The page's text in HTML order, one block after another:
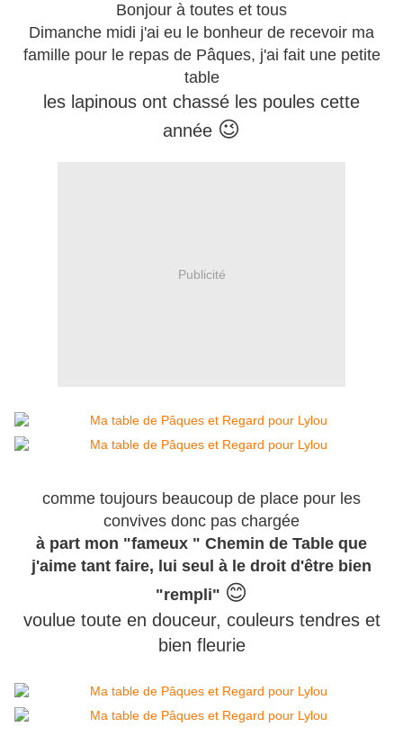
Bonjour à toutes et tous
Dimanche midi j'ai eu le bonheur de recevoir ma
famille pour le repas de Pâques, j'ai fait une petite
table
les lapinous ont chassé les poules cette
année 😉
Publicité
comme toujours beaucoup de place pour les
convives donc pas chargée
à part mon "fameux " Chemin de Table que
j'aime tant faire, lui seul à le droit d'être bien
"rempli" 😊
voulue toute en douceur, couleurs tendres et
bien fleurie